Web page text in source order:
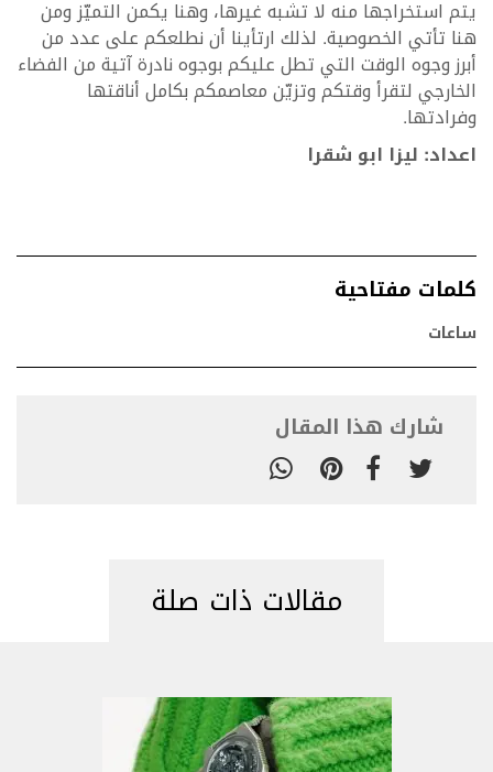
يتم استخراجها منه لا تشبه غيرها، وهنا يكمن التميّز ومن
هنا تأتي الخصوصية. لذلك ارتأينا أن نطلعكم على عدد من
أبرز وجوه الوقت التي تطل عليكم بوجوه نادرة آتية من الفضاء
الخارجي لتقرأ وقتكم وتزيّن معاصمكم بكامل أناقتها
وفرادتها.
اعداد: ليزا ابو شقرا
كلمات مفتاحية
ساعات
شارك هذا المقال
مقالات ذات صلة